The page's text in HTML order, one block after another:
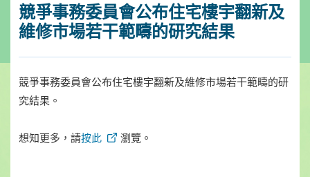
競爭事務委員會公布住宅樓宇翻新及
維修市場若干範疇的研究結果
競爭事務委員會公布住宅樓宇翻新及維修市場若干範疇的研
究結果。
想知更多，請按此 瀏覽。